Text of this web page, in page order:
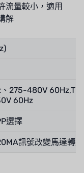
流量較小，適用
解
275-480V
60Hz
選擇
訊號改變馬達轉速